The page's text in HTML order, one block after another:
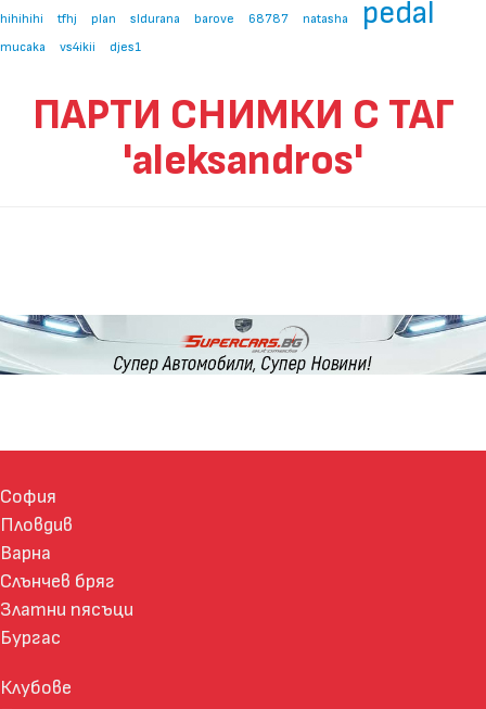
hihihihi
tfhj plan sldurana barove 68787 natasha pedal
mucaka vs4ikii djes1
ПАРТИ СНИМКИ С ТАГ
'aleksandros'
София
Пловдив
Варна
Слънчев бряг
Златни пясъци
Бургас
Клубове